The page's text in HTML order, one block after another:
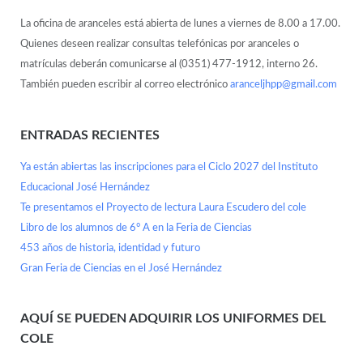
La oficina de aranceles está abierta de lunes a viernes de 8.00 a 17.00.
Quienes deseen realizar consultas telefónicas por aranceles o
matrículas deberán comunicarse al (0351) 477-1912, interno 26.
También pueden escribir al correo electrónico aranceljhpp@gmail.com
ENTRADAS RECIENTES
Ya están abiertas las inscripciones para el Ciclo 2027 del Instituto
Educacional José Hernández
Te presentamos el Proyecto de lectura Laura Escudero del cole
Libro de los alumnos de 6° A en la Feria de Ciencias
453 años de historia, identidad y futuro
Gran Feria de Ciencias en el José Hernández
AQUÍ SE PUEDEN ADQUIRIR LOS UNIFORMES DEL
COLE